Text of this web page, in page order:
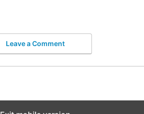
Leave a Comment